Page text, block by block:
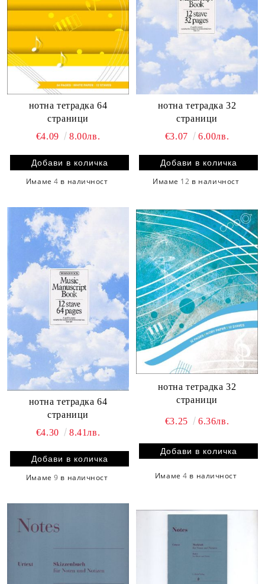
нотна тетрадка 64
страници
€4.09
8.00лв.
Имаме4 в наличност
нотна тетрадка 32
страници
€3.07
6.00лв.
Имаме 12 в наличност
нотна тетрадка 64
страници
€4.30
8.41лв.
Имаме9 в наличност
нотна тетрадка 32
страници
€3.25 6.36лв.
Имаме4 в наличност